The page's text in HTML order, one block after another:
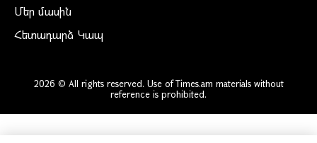
Մեր մասին
Հետադարձ Կապ
2026 © All rights reserved. Use of Times.am materials without
reference is prohibited.